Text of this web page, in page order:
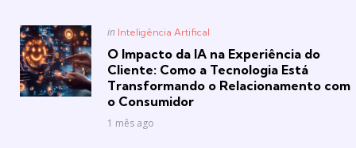
Posted
in Inteligência Artifical
O Impacto da IA na Experiência do
Cliente: Como a Tecnologia Está
Transformando o Relacionamento com
o Consumidor
1 mês ago